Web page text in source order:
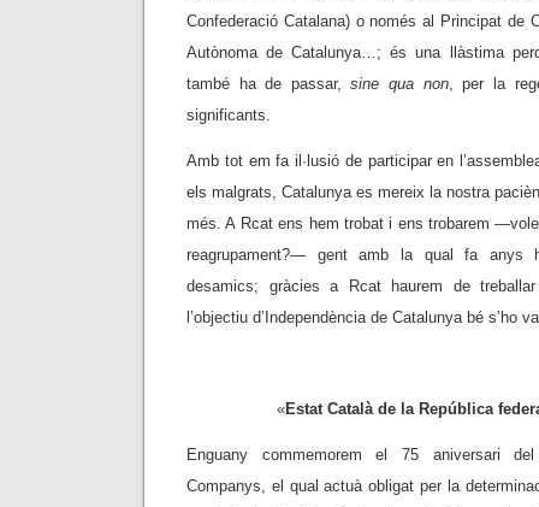
Confederació Catalana) o només al Principat de
Autònoma de Catalunya…; és una llàstima
també ha de passar,sine qua non, per la
significants.
Amb tot em fa il·lusió de participar en
els malgrats, Catalunya es mereix la nostra
més. A Rcat ens hem trobat i ens trobarem
reagrupament?— gent amb la qual fa anys
desamics; gràcies a Rcat haurem de
l’objectiu d’Independència de Catalunya bé s’ho
«Estat Català de la República
Enguany commemorem el 75 aniversari
Companys, el qual actuà obligat per la